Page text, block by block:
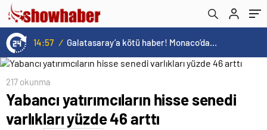
00:19 / Trump’tan seçim sonrası ilk mülakat
217 okunma
Yabancı yatırımcıların hisse senedi
varlıkları yüzde 46 arttı